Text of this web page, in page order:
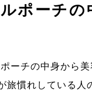
ポーチの
ーチの中身から
慣れしている人